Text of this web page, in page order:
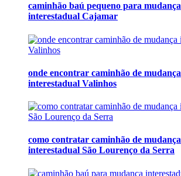
caminhão baú pequeno para mudança
interestadual Cajamar
onde encontrar caminhão de mudança
interestadual Valinhos
como contratar caminhão de mudança
interestadual São Lourenço da Serra